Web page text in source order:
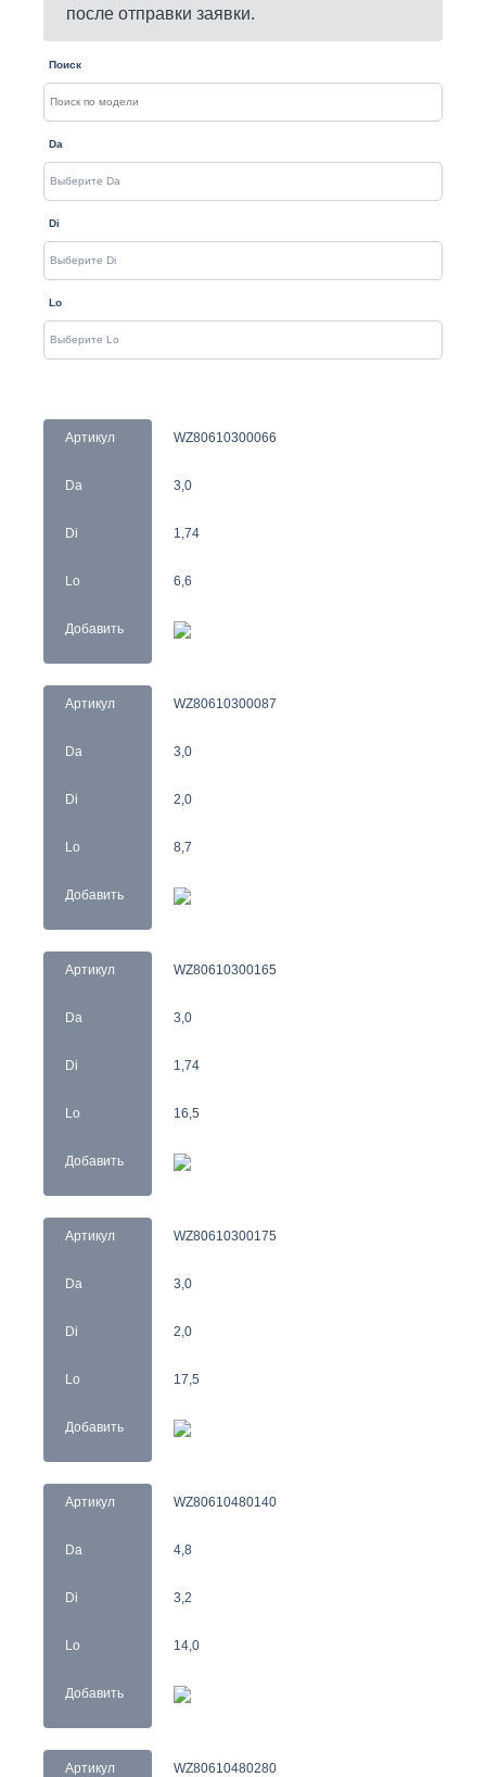
после отправки заявки.
Поиск
Da
Di
Lo
Артикул
Da
Di
Lo
Добавить
WZ80610300066
3,0
1,74
6,6
Артикул
Da
Di
Lo
Добавить
WZ80610300087
3,0
2,0
8,7
Артикул
Da
Di
Lo
Добавить
WZ80610300165
3,0
1,74
16,5
Артикул
Da
Di
Lo
Добавить
WZ80610300175
3,0
2,0
17,5
Артикул
Da
Di
Lo
Добавить
WZ80610480140
4,8
3,2
14,0
Артикул WZ80610480280